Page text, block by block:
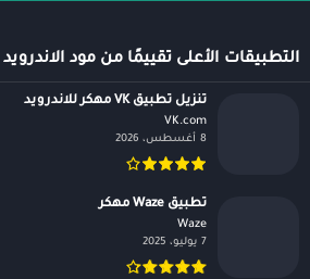
التطبيقات الأعلى تقييمًا من مود الاندرويد
تنزيل تطبيق VK مهكر للاندرويد
VK.com‏
8 أغسطس، 2026
تطبيق Waze مهكر
Waze‏
7 يوليو، 2025